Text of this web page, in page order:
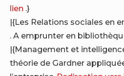
lien .}
|{Les Relations sociales en
. A emprunter en
|{Management et
théorie de Gardner